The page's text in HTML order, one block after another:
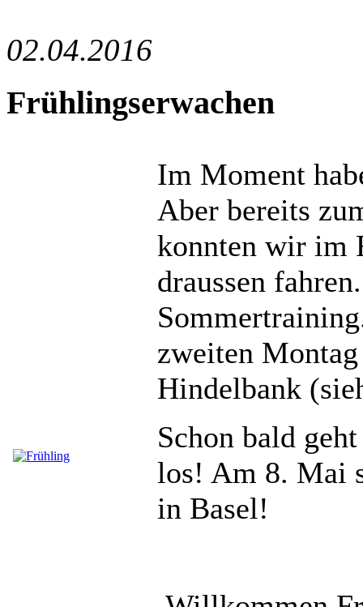
02.04.2016
Frühlingserwachen
Im Moment
Aber bereits
konnten wir im
draussen
zweiten
Hindelbank
Schon bald
los! Am 8. Mai
in Basel!